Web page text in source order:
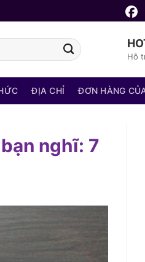
Hỗ
ĐỊA CHỈ ĐƠN HÀNG
nghĩ: 7